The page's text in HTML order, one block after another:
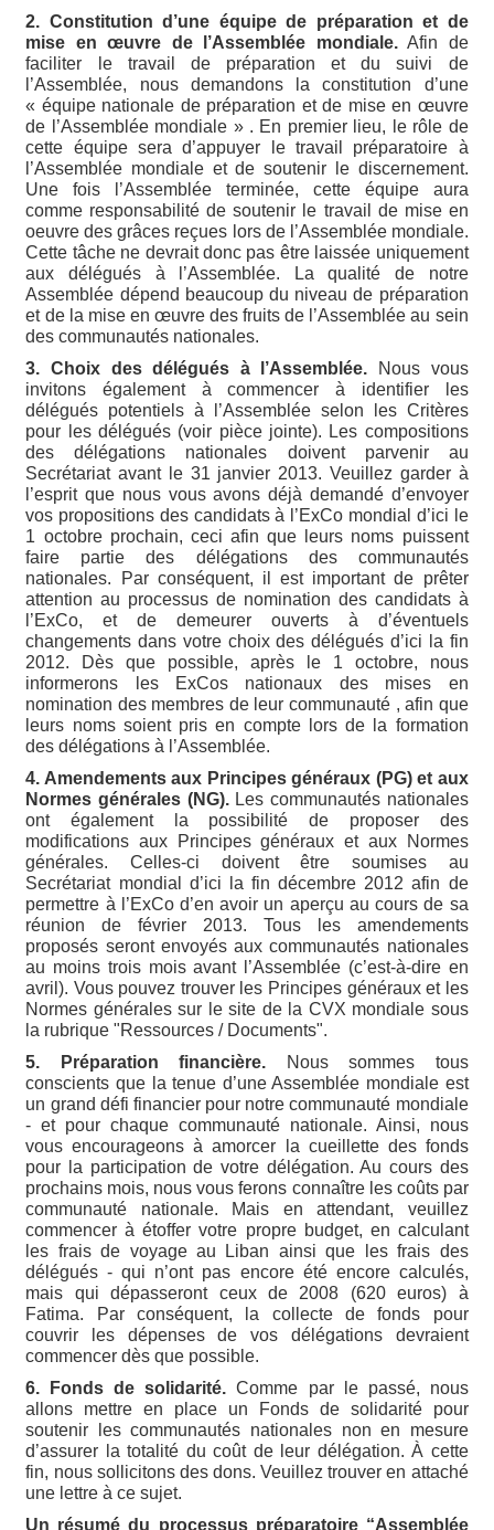
2. Constitution d’une équipe de préparation et de
mise en œuvre de l’Assemblée mondiale.Afin de
faciliter le travail de préparation et du suivi de
l’Assemblée, nous demandons la constitution d’une
« équipe nationale de préparation et de mise en œuvre
de l’Assemblée mondiale » . En premier lieu, le rôle de
cette équipe sera d’appuyer le travail préparatoire à
l’Assemblée mondiale et de soutenir le discernement.
Une fois l’Assemblée terminée, cette équipe aura
comme responsabilité de soutenir le travail de mise en
oeuvre des grâces reçues lors de l’Assemblée mondiale.
Cette tâche ne devrait donc pas être laissée uniquement
aux délégués à l’Assemblée. La qualité de notre
Assemblée dépend beaucoup du niveau de préparation
et de la mise en œuvre des fruits de l’Assemblée au sein
des communautés nationales.
3. Choix des délégués à l’Assemblée. Nous vous
invitons également à commencer à identifier les
délégués potentiels à l’Assemblée selon les Critères
pour les délégués (voir pièce jointe). Les compositions
des délégations nationales doivent parvenir au
Secrétariat avant le 31 janvier 2013. Veuillez garder à
l’esprit que nous vous avons déjà demandé d’envoyer
vos propositions des candidats à l’ExCo mondial d’ici le
1 octobre prochain, ceci afin que leurs noms puissent
faire partie des délégations des communautés
nationales. Par conséquent, il est important de prêter
attention au processus de nomination des candidats à
l’ExCo, et de demeurer ouverts à d’éventuels
changements dans votre choix des délégués d’ici la fin
2012. Dès que possible, après le 1 octobre, nous
informerons les ExCos nationaux des mises en
nomination des membres de leur communauté , afin que
leurs noms soient pris en compte lors de la formation
des délégations à l’Assemblée.
4. Amendements aux Principes généraux (PG) et aux
Normes générales (NG).Les communautés nationales
ont également la possibilité de proposer des
modifications aux Principes généraux et aux Normes
générales. Celles-ci doivent être soumises au
Secrétariat mondial d’ici la fin décembre 2012 afin de
permettre à l’ExCo d’en avoir un aperçu au cours de sa
réunion de février 2013. Tous les amendements
proposés seront envoyés aux communautés nationales
au moins trois mois avant l’Assemblée (c’est-à-dire en
avril). Vous pouvez trouver les Principes généraux et les
Normes générales sur le site de la CVX mondiale sous
la rubrique "Ressources / Documents".
5. Préparation financière. Nous sommes tous
conscients que la tenue d’une Assemblée mondiale est
un grand défi financier pour notre communauté mondiale
- et pour chaque communauté nationale. Ainsi, nous
vous encourageons à amorcer la cueillette des fonds
pour la participation de votre délégation. Au cours des
prochains mois, nous vous ferons connaître les coûts par
communauté nationale. Mais en attendant, veuillez
commencer à étoffer votre propre budget, en calculant
les frais de voyage au Liban ainsi que les frais des
délégués - qui n’ont pas encore été encore calculés,
mais qui dépasseront ceux de 2008 (620 euros) à
Fatima. Par conséquent, la collecte de fonds pour
couvrir les dépenses de vos délégations devraient
commencer dès que possible.
6. Fonds de solidarité. Comme par le passé, nous
allons mettre en place un Fonds de solidarité pour
soutenir les communautés nationales non en mesure
d’assurer la totalité du coût de leur délégation. À cette
fin, nous sollicitons des dons. Veuillez trouver en attaché
une lettre à ce sujet.
Un résumé du processus préparatoire “Assemblée